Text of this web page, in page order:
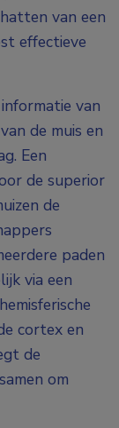
van een
effectieve
van
de muis en
Een
de superior
de
paden
via een
cortex en
de
om